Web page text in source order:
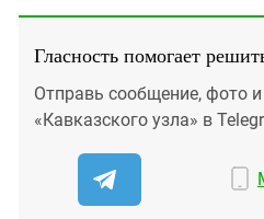
Гласность помогает
Отправь сообщение, фото
«Кавказского узла» в